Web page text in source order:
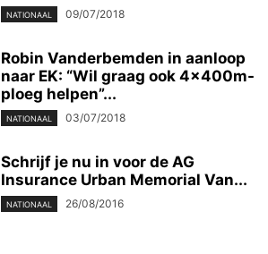
NATIONAAL 09/07/2018
Robin Vanderbemden in aanloop
naar EK: “Wil graag ook 4x400m-
ploeg helpen”...
NATIONAAL 03/07/2018
Schrijf je nu in voor de AG
Insurance Urban Memorial Van...
NATIONAAL 26/08/2016